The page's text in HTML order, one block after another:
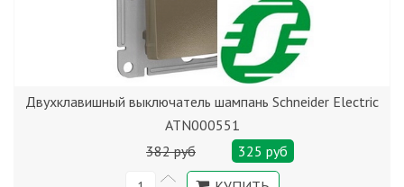
Двухклавишный выключатель шампань Schneider Electric
ATN000551
382 руб
325 руб